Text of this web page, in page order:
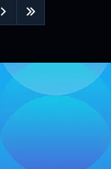
 